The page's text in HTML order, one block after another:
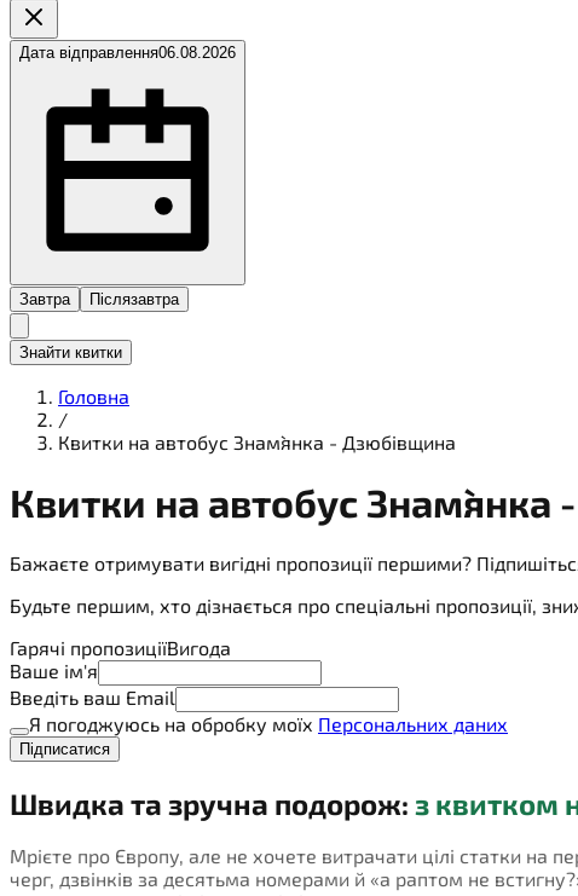
Дата відправлення06.08.2026
Завтра Післязавтра
Знайти квитки
Головна
/
Квитки на автобус Знам`янка - Дзюбівщина
Квитки на автобус Знам`янка
Бажаєте отримувати вигідні пропозиції першими?
Будьте першим, хто дізнається про спеціальні пропозиції,
Гарячі пропозиціїВигода
Ваше ім'я
Введіть ваш Email
Я погоджуюсь на обробку моїх Персональних даних
Підписатися
Швидка та зручна подорож: з квитком
Мрієте про Європу, але не хочете витрачати цілі статки на
черг, дзвінків за десятьма номерами й «а раптом не